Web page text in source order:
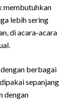
membutuhkan
lebih sering
di acara-acara
berbagai
sepanjang
dengan